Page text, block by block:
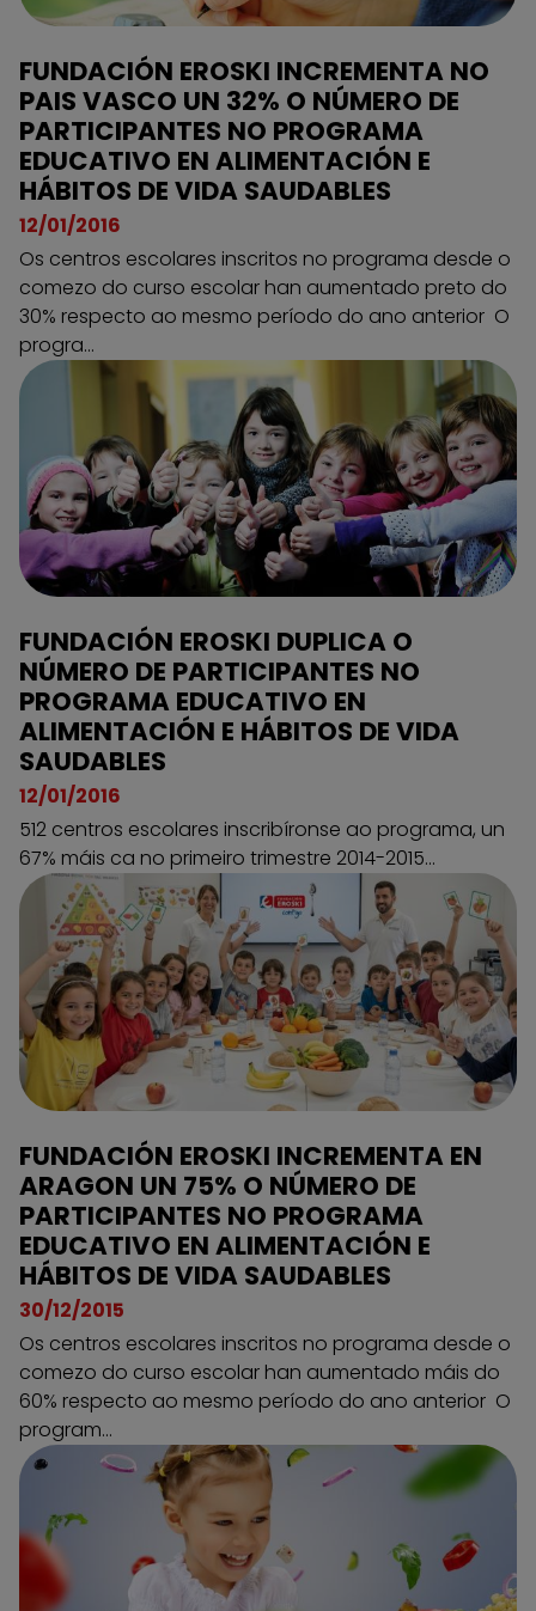
FUNDACIÓN EROSKI INCREMENTA NO
PAIS VASCO UN 32% O NÚMERO DE
PARTICIPANTES NO PROGRAMA
EDUCATIVO EN ALIMENTACIÓN E
HÁBITOS DE VIDA SAUDABLES
12/01/2016
Os centros escolares inscritos no programa desde o
comezo do curso escolar han aumentado preto do
30% respecto ao mesmo período do ano anterior O
progra...
FUNDACIÓN EROSKI DUPLICA O
NÚMERO DE PARTICIPANTES NO
PROGRAMA EDUCATIVO EN
ALIMENTACIÓN E HÁBITOS DE VIDA
SAUDABLES
12/01/2016
512 centros escolares inscribíronse ao programa, un
67% máis ca no primeiro trimestre 2014-2015...
FUNDACIÓN EROSKI INCREMENTA EN
ARAGON UN 75% O NÚMERO DE
PARTICIPANTES NO PROGRAMA
EDUCATIVO EN ALIMENTACIÓN E
HÁBITOS DE VIDA SAUDABLES
30/12/2015
Os centros escolares inscritos no programa desde o
comezo do curso escolar han aumentado máis do
60% respecto ao mesmo período do ano anterior O
program...